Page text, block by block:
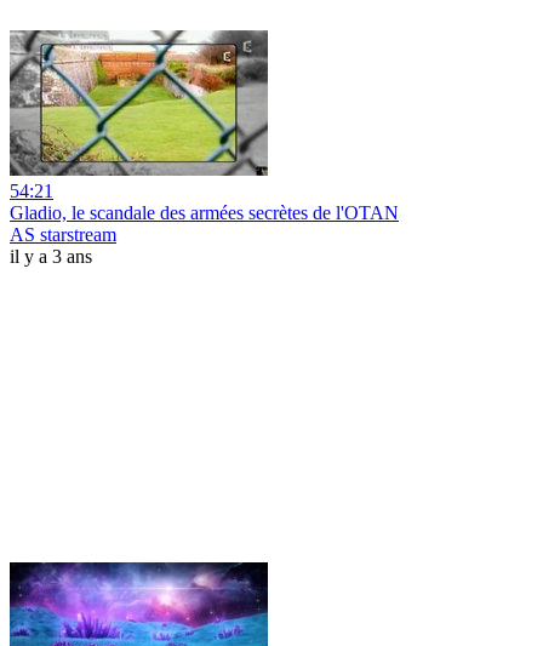
54:21
Gladio, le scandale des armées secrètes de l'OTAN
AS starstream
il y a 3 ans